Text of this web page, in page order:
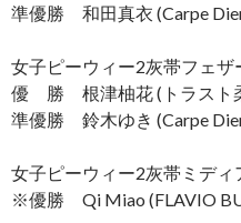
準優勝 和田真衣 (Carpe
女子ピーウィー2灰帯フェザ
優 勝 根津柚花 (トラスト
準優勝 鈴木ゆき (Carpe
女子ピーウィー2灰帯ミディ
※優勝 Qi Miao (FLAVIO